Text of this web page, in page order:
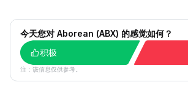
今天您对 Aborean (ABX) 的感觉如何？
积极
注：该信息仅供参考。